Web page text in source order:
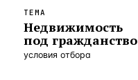
Стамбул
Анталия —Локация
ТЕМА
Недвижимость
под гражданство
условия отбора